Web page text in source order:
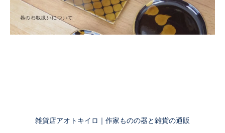
雑貨店アオトキイロ｜作家ものの器と雑貨の通販